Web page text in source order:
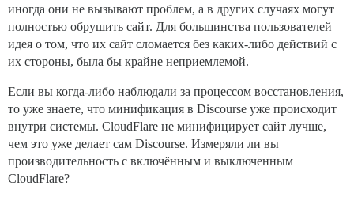
иногда они не вызывают проблем, а в других случаях могут
полностью обрушить сайт. Для большинства пользователей
идея о том, что их сайт сломается без каких-либо действий с
их стороны, была бы крайне неприемлемой.
Если вы когда-либо наблюдали за процессом восстановления,
то уже знаете, что минификация в Discourse уже происходит
внутри системы. CloudFlare не минифицирует сайт лучше,
чем это уже делает сам Discourse. Измеряли ли вы
производительность с включённым и выключенным
CloudFlare?